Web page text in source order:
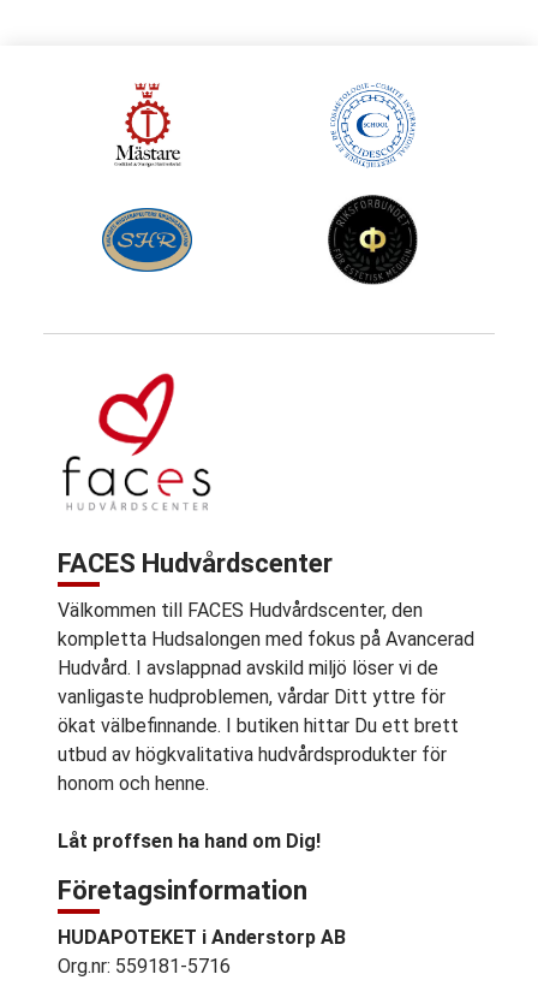
FACES Hudvårdscenter
Välkommen till FACES Hudvårdscenter, den
kompletta Hudsalongen med fokus på Avancerad
Hudvård. I avslappnad avskild miljö löser vi de
vanligaste hudproblemen, vårdar Ditt yttre för
ökat välbefinnande. I butiken hittar Du ett brett
utbud av högkvalitativa hudvårdsprodukter för
honom och henne.
Låt proffsen ha hand om Dig!
Företagsinformation
HUDAPOTEKET i Anderstorp AB
Org.nr: 559181-5716